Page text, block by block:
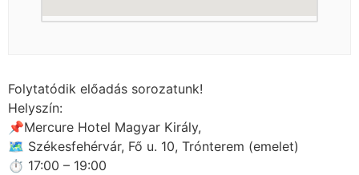
Folytatódik előadás sorozatunk!
Helyszín:
📌Mercure Hotel Magyar Király,
🗺 Székesfehérvár, Fő u. 10, Trónterem (emelet)
⏱ 17:00 – 19:00